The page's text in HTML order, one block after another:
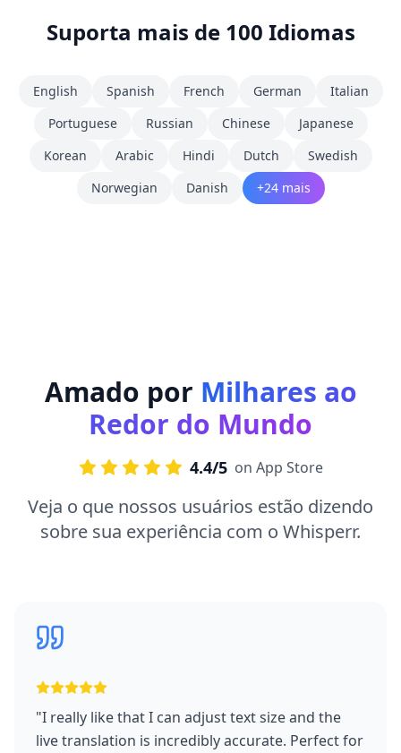
Suporta mais de 100 Idiomas
English Spanish French German
Italian
Portuguese
Russian Chinese
Japanese
Korean
Arabic Hindi Dutch
Swedish
Norwegian
Danish +24 mais
Amado por Milhares ao
Redor do Mundo
4.4/5 on App Store
Veja o que nossos usuários estão dizendo
sobre sua experiência com o Whisperr.
"I really like that I can adjust text size and the
live translation is incredibly accurate. Perfect for